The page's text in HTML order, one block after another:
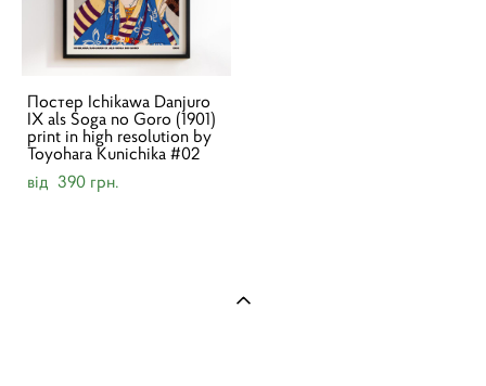
Постер Ichikawa Danjuro
IX als Soga no Goro (1901)
print in high resolution by
Toyohara Kunichika #02
від 390 грн.